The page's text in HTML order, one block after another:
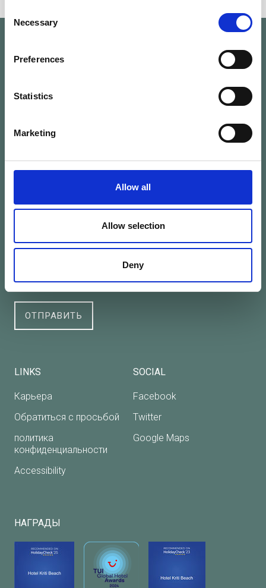
Selection
Necessary
Preferences
Statistics
Marketing
Allow all
Allow selection
Deny
рассылку
Имя
Email
ОТПРАВИТЬ
LINKS
Карьера
Обратиться с просьбой
политика
конфиденциальности
Accessibility
SOCIAL
Facebook
Twitter
Google Maps
НАГРАДЫ